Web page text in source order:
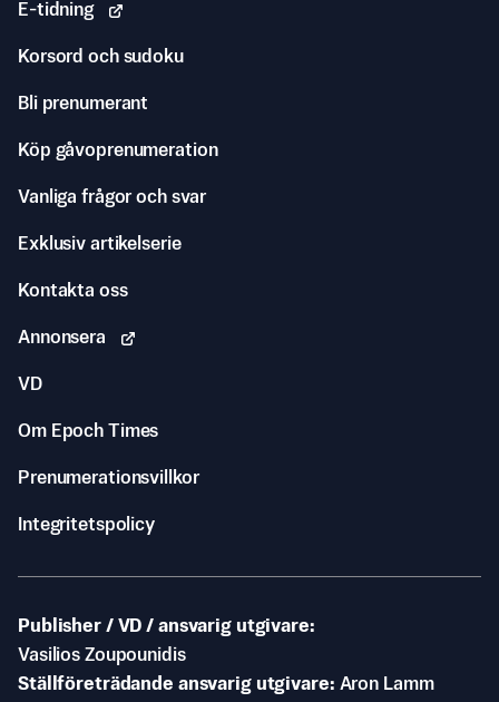
E-tidning
Korsord och sudoku
Bli prenumerant
Köp gåvoprenumeration
Vanliga frågor och svar
Exklusiv artikelserie
Kontakta oss
Annonsera
VD
Om Epoch Times
Prenumerationsvillkor
Integritetspolicy
Publisher / VD / ansvarig utgivare
Vasilios Zoupounidis
Ställföreträdande ansvarig utgivare Aron Lamm